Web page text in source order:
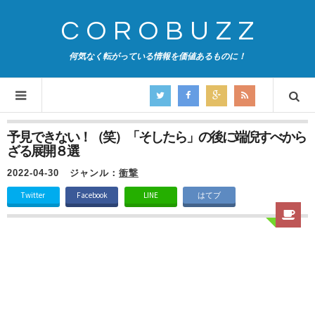
COROBUZZ
何気なく転がっている情報を価値あるものに！
予見できない！（笑）「そしたら」の後に端倪すべから
ざる展開８選
2022-04-30 ジャンル： 衝撃
Twitter Facebook LINE はてブ